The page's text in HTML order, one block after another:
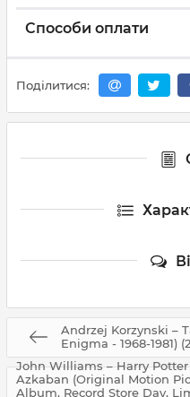
Способи оплати
Поділитися:
Andrzej Korzynski –
Enigma - 1968-1981)
John Williams – Harry
Azkaban (Original Motion
Album, Record Store Day,